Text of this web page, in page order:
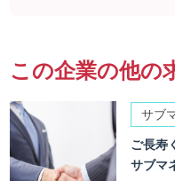
この企業の他の
サブ
ご長寿
サブマ